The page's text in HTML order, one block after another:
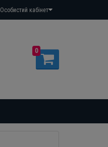
Особистий кабінет
0